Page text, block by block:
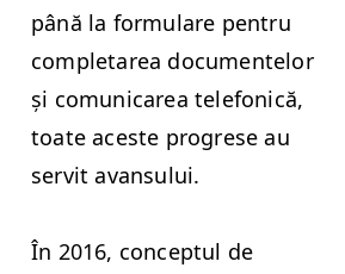
până la for­mu­la­re pen­tru
com­pletarea doc­u­mentelor
și comu­ni­carea tele­fon­ică,
toate aces­te pro­grese au
servit avansului.
În 2016, con­cep­tul de